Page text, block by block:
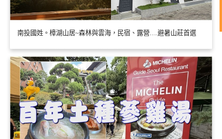
南投國姓。樟湖山居~森林與雲海，民宿、露營….避暑山莊首選